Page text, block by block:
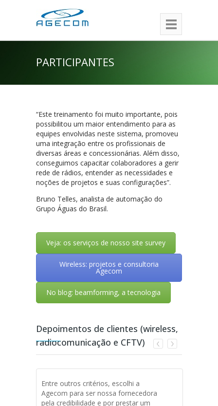
PARTICIPANTES
“Este treinamento foi muito importante, pois
possibilitou um maior entendimento para as
equipes envolvidas neste sistema, promoveu
uma integração entre os profissionais de
diversas áreas e concessionárias. Além disso,
conseguimos capacitar colaboradores a gerir
rede de rádios, entender as necessidades e
noções de projetos e suas configurações”.
Bruno Telles, analista de automação do
Grupo Águas do Brasil.
Veja: os serviços de nosso site survey
Wireless: projetos e consultoria
Agecom
No blog: beamforming, a tecnologia
Depoimentos de clientes (wireless,
radiocomunicação e CFTV)
Entre outros critérios, escolhi a
Agecom para ser nossa fornecedora
pela credibilidade e por prestar um